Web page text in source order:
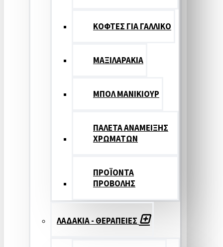
ΚΟΦΤΕΣ ΓΙΑ ΓΑΛΛΙΚΟ
ΜΑΞΙΛΑΡΑΚΙΑ
ΜΠΟΛ ΜΑΝΙΚΙΟΥΡ
ΠΑΛΕΤΑ ΑΝΑΜΕΙΞΗΣ
ΧΡΩΜΑΤΩΝ
ΠΡΟΪΟΝΤΑ
ΠΡΟΒΟΛΗΣ
ΛΑΔΑΚΙΑ - ΘΕΡΑΠΕΙΕΣ